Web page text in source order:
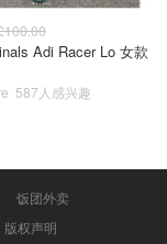
Adi Racer Lo 女款
587人感兴趣
饭团外卖
版权声明